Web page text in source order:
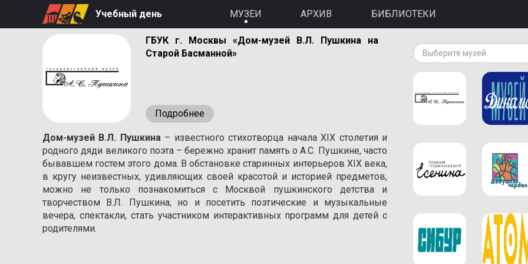
Учебный день МУЗЕИ АРХИВ БИБЛИОТЕКИ
ГБУК г. Москвы «Дом-музей В.Л. Пушкина на
Старой Басманной»
Подробнее
Дом-музей В.Л. Пушкина– известного стихотворца начала XIX столетия и
родного дяди великого поэта – бережно хранит память о A.С. Пушкине, часто
бывавшем гостем этого дома. В обстановке старинных интерьеров XIX века,
в кругу неизвестных, удивляющих своей красотой и историей предметов,
можно не только познакомиться с Москвой пушкинского детства и
творчеством В.Л. Пушкина, но и посетить поэтические и музыкальные
вечера, спектакли, стать участником интерактивных программ для детей с
родителями.
Выберите музей